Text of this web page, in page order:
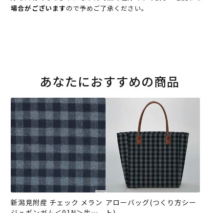
場合がございますので予めご了承ください。
あなたにおすすめの商品
新潟見附産 チェック メラン アローバッグ(つくり方シー